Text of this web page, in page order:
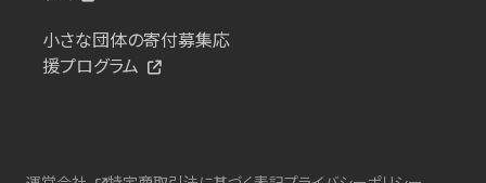
小さな団体の寄付募集応
援プログラム